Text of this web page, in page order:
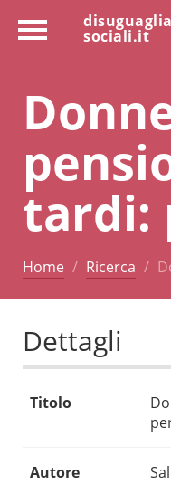
sociali.it
tardi:
Home Ricerca
Dettagli
Titolo
Autore